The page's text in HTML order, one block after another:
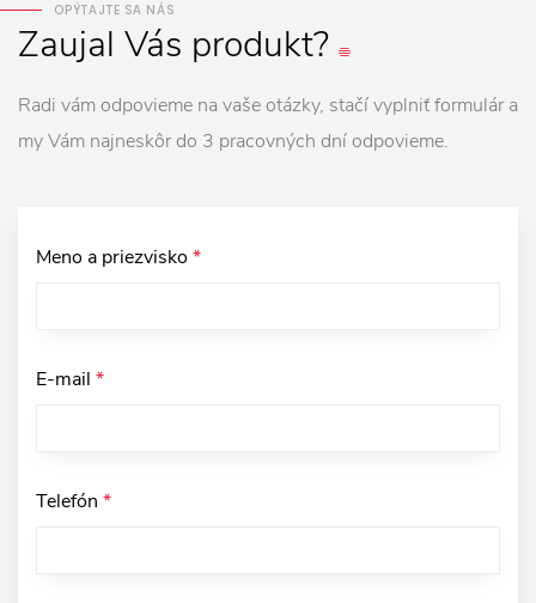
OPÝTAJTE SA NÁS
Zaujal Vás produkt?
Radi vám odpovieme na vaše otázky, stačí vyplniť formulár a
my Vám najneskôr do 3 pracovných dní odpovieme.
Meno a priezvisko *
E-mail *
Telefón *